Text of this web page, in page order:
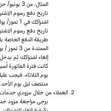
اشتراكك
تاريخ دفع رسوم
كانت فترة الفاتورة
يوم الثلاثاء، فيجب
منتصف ليل يوم الأحد.
العملاء من خلال مزودي خدمات
يرجى مراجعة مزود